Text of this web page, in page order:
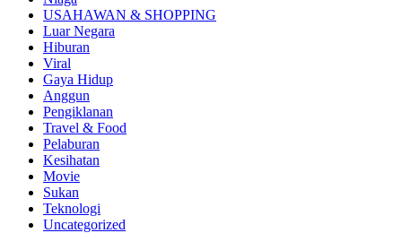
USAHAWAN & SHOPPING
Luar Negara
Hiburan
Viral
Gaya Hidup
Anggun
Pengiklanan
Travel & Food
Pelaburan
Kesihatan
Movie
Sukan
Teknologi
Uncategorized